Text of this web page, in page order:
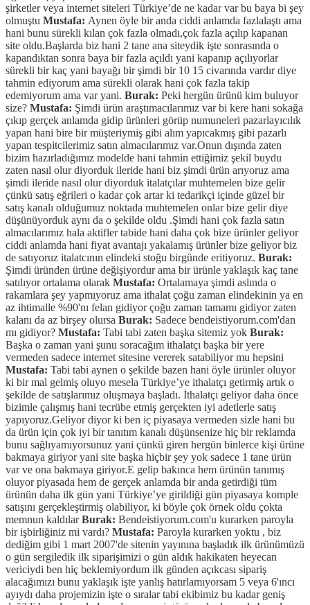
şirketler veya internet siteleri Türkiye’de ne kadar var bu baya bi şey
olmuştu Mustafa: Aynen öyle bir anda ciddi anlamda fazlalaştı ama
hani bunu sürekli kılan çok fazla olmadı,çok fazla açılıp kapanan
site oldu.Başlarda biz hani 2 tane ana siteydik işte sonrasında o
kapandıktan sonra baya bir fazla açıldı yani kapanıp açılıyorlar
sürekli bir kaç yani bayağı bir şimdi bir 10 15 civarında vardır diye
tahmin ediyorum ama sürekli olarak hani çok fazla takip
edemiyorum ama var yani. Burak: Peki hergün ürünü kim buluyor
size? Mustafa: Şimdi ürün araştımacılarımız var bi kere hani sokağa
çıkıp gerçek anlamda gidip ürünleri görüp numuneleri pazarlayıcılık
yapan hani bire bir müşteriymiş gibi alım yapıcakmış gibi pazarlı
yapan tespitcilerimiz satın almacılarımız var.Onun dışında zaten
bizim hazırladığımız modelde hani tahmin ettiğimiz şekil buydu
zaten nasıl olur diyorduk ileride hani biz şimdi ürün arıyoruz ama
şimdi ileride nasıl olur diyorduk italatçılar muhtemelen bize gelir
çünkü satış eğrileri o kadar çok artar ki tedarikçi içinde güzel bir
satış kanalı olduğumuz noktada muhtemelen onlar bize gelir diye
düşünüyorduk aynı da o şekilde oldu .Şimdi hani çok fazla satın
almacılarımız hala aktifler tabide hani daha çok bize ürünler geliyor
ciddi anlamda hani fiyat avantajı yakalamış ürünler bize geliyor biz
de satıyoruz italatcının elindeki stoğu birgünde eritiyoruz. Burak:
Şimdi üründen ürüne değişiyordur ama bir ürünle yaklaşık kaç tane
satılıyor ortalama olarak Mustafa: Ortalamaya şimdi aslında o
rakamlara şey yapmıyoruz ama ithalat çoğu zaman elindekinin ya en
az ihtimalle %90'nı felan gidiyor çoğu zaman tamamı gidiyor zaten
kalanı da az birşey olursa Burak: Sadece bendeistiyorum.com'dan
mı gidiyor? Mustafa: Tabi tabi zaten başka sitemiz yok Burak:
Başka o zaman yani şunu soracağım ithalatçı başka bir yere
vermeden sadece internet sitesine vererek satabiliyor mu hepsini
Mustafa: Tabi tabi aynen o şekilde bazen hani öyle ürünler oluyor
ki bir mal gelmiş oluyo mesela Türkiye’ye ithalatçı getirmiş artık o
şekilde de satışlarımız oluşmaya başladı. İthalatçı geliyor daha önce
bizimle çalışmış hani tecrübe etmiş gerçekten iyi adetlerle satış
yapıyoruz.Geliyor diyor ki ben iç piyasaya vermeden sizle hani bu
da ürün için çok iyi bir tanıtım kanalı düşünsenize hiç bir reklamda
bunu sağlıyamıyorsunuz yani çünkü giren hergün binlerce kişi ürüne
bakmaya giriyor yani site başka hiçbir şey yok sadece 1 tane ürün
var ve ona bakmaya giriyor.E gelip bakınca hem ürünün tanımış
oluyor piyasada hem de gerçek anlamda bir anda getirdiği tüm
ürünün daha ilk gün yani Türkiye’ye girildiği gün piyasaya komple
satışını gerçekleştirmiş olabiliyor, ki böyle çok örnek oldu çokta
memnun kaldılarBurak: Bendeistiyorum.com'u kurarken paroyla
bir işbirliğiniz mi vardı? Mustafa: Paroyla kurarken yoktu , biz
dediğim gibi 1 mart 2007'de sitenin yayınına başladık ilk ürünümüzü
o gün sergiledik ilk siparişimizi o gün aldık hakikaten heyecan
vericiydi ben hiç beklemiyordum ilk günden açıkcası sipariş
alacağımızı bunu yaklaşık işte yanlış hatırlamıyorsam 5 veya 6'ıncı
ayıydı daha projemizin işte o sıralar tabi ekibimiz bu kadar geniş